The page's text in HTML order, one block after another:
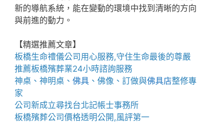
新的導航系統，能在變動的環境中找到清晰的方向
與前進的動力。
【精選推薦文章】
板橋生命禮儀公司 用心服務,守住生命最後的尊嚴
推薦板橋殯葬業24小時諮詢服務
神桌、 神明桌 、 佛具 、佛像、訂做與佛具店整修專
家
公司新成立尋找台北記帳士事務所
板橋殯葬公司價格透明公開,風評第一